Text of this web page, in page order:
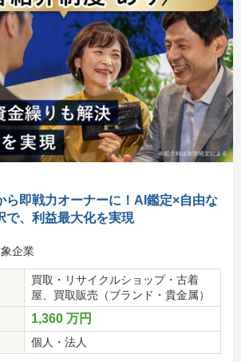
ら即戦力オーナーに！AI鑑定×自由な
で、利益最大化を実現
企業
買取・リサイクルショップ・古着
屋、買取販売（ブランド・貴金属）
1,360 万円
個人・法人